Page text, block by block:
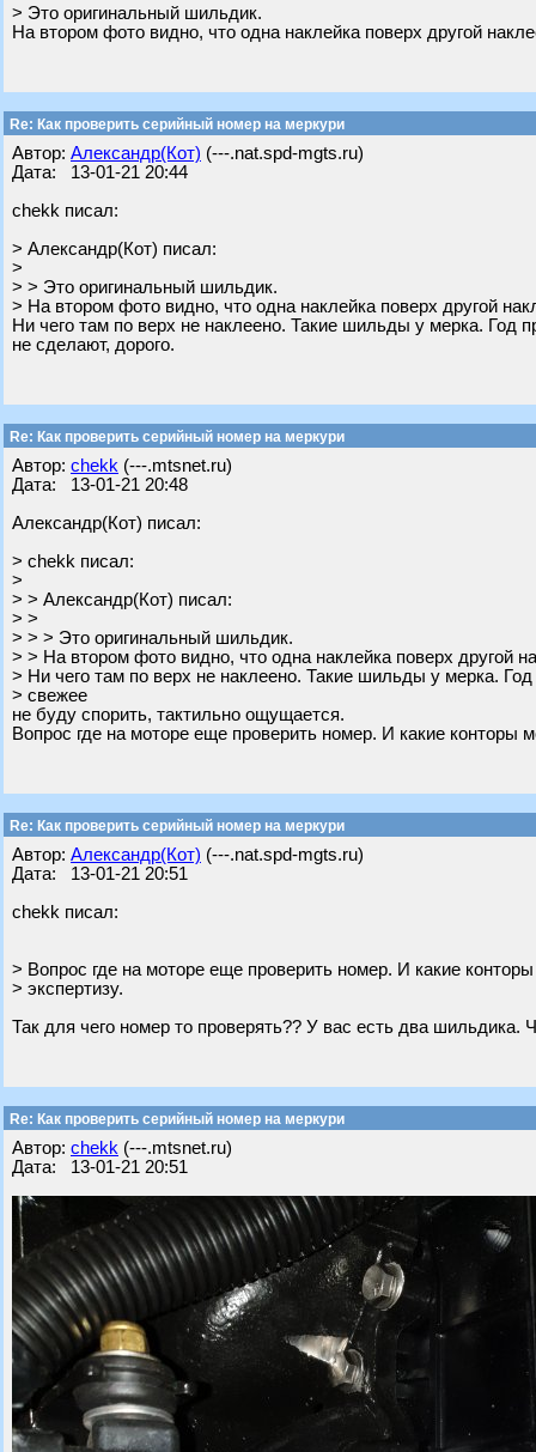
> Это оригинальный шильдик.
На втором фото видно, что одна наклейка поверх другой
Re: Как проверить серийный номер на меркури
Автор: Александр(Кот) (---.nat.spd-mgts.ru)
Дата: 13-01-21 20:44
chekk писал:
> Александр(Кот) писал:
>
> > Это оригинальный шильдик.
> На втором фото видно, что одна наклейка поверх другой
Ни чего там по верх не наклеено. Такие шильды у мерка. Год
не сделают, дорого.
Re: Как проверить серийный номер на меркури
Автор: chekk (---.mtsnet.ru)
Дата: 13-01-21 20:48
Александр(Кот) писал:
> chekk писал:
>
> > Александр(Кот) писал:
> >
> > > Это оригинальный шильдик.
> > На втором фото видно, что одна наклейка поверх другой
> Ни чего там по верх не наклеено. Такие шильды у мерка.
> свежее
не буду спорить, тактильно ощущается.
Вопрос где на моторе еще проверить номер. И какие конторы
Re: Как проверить серийный номер на меркури
Автор: Александр(Кот) (---.nat.spd-mgts.ru)
Дата: 13-01-21 20:51
chekk писал:
> Вопрос где на моторе еще проверить номер. И какие
> экспертизу.
Так для чего номер то проверять?? У вас есть два шильдика.
Re: Как проверить серийный номер на меркури
Автор: chekk (---.mtsnet.ru)
Дата: 13-01-21 20:51